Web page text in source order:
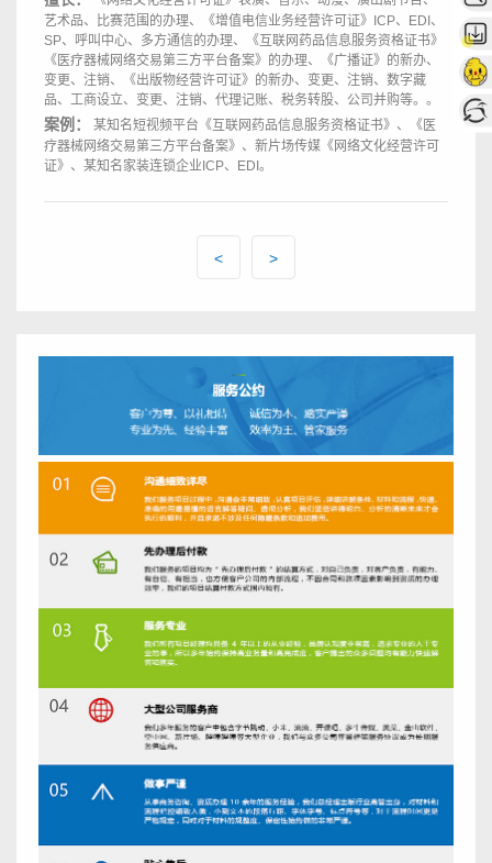
艺术品、比赛范围的办理、《增值电信业务经营许可证》ICP、EDI、
SP、呼叫中心、多方通信的办理、《互联网药品信息服务资格证书》
《医疗器械网络交易第三方平台备案》的办理、《广播证》的新办、
变更、注销、《出版物经营许可证》的新办、变更、注销、数字藏
品、工商设立、变更、注销、代理记账、税务转股、公司并购等。。
案例：
某知名短视频平台《互联网药品信息服务资格证书》、《医
疗器械网络交易第三方平台备案》、新片场传媒《网络文化经营许可
证》、某知名家装连锁企业ICP、EDI。
< >